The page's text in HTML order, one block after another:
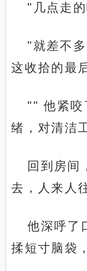
"几点走
"就差不
这收拾的最
"" 他紧咬
绪，对清洁
回到房间
去，人来人
他深呼了
揉短寸脑袋